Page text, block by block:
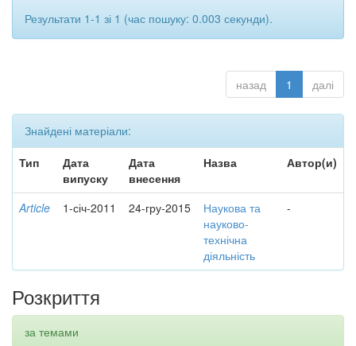
Результати 1-1 зі 1 (час пошуку: 0.003 секунди).
назад 1 далі
Знайдені матеріали:
Тип
Дата
випуску
Дата
внесення
Назва Автор(и)
Article 1-січ-2011 24-гру-2015
Наукова та
науково-
технічна
діяльність
-
Розкриття
за темами